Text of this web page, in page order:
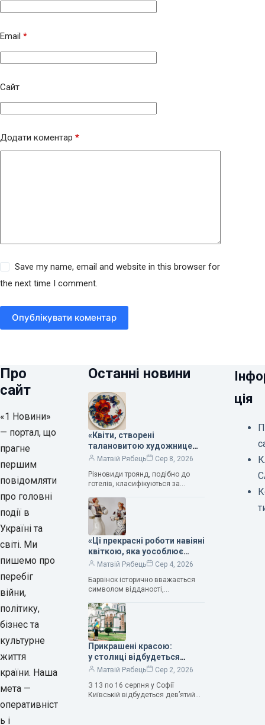
Email *
Сайт
Додати коментар *
Save my name, email and website in this browser for
the next time I comment.
Опублікувати коментар
Про
сайт
«1 Новини»
— портал, що
прагне
першим
повідомляти
про головні
події в
Україні та
світі. Ми
пишемо про
перебіг
війни,
політику,
бізнес та
культурне
життя
країни. Наша
мета —
оперативніст
ь і
Останні новини
«Квіти, створені
талановитою художницею
Валентиною Трегубовою,
— колекціонерка Людмила
Карпінська-Романюк
Матвій Рябець
Сер 8, 2026
Різновиди троянд, подібно до
готелів, класифікуються за
класифікації квітів їх лише чотири.
Критерії оцінки включають
розмір…
«Ці прекрасні роботи навіяні
квіткою, яка уособлює
нескінченне кохання», —
Людмила Карпінська-
Романюк
Матвій Рябець
Сер 4, 2026
Барвінок історично вважається
символом відданості,
та тривалого подружнього союзу.
Саме тому ця рослина надихала і
продовжує надихати митців на
Прикрашені красою:
у столиці відбудеться
дев’ятий фестиваль
Матвій Рябець
Сер 2, 2026
З 13 по 16 серпня у Софії
Київській відбудеться дев’ятий
ція